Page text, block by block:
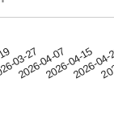
03-27
2026-04-072026-04-15
2026-